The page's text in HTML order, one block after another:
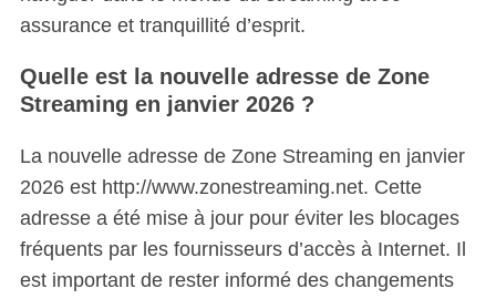
assurance et tranquillité d’esprit.
Quelle est la nouvelle adresse de Zone
Streaming en janvier 2026 ?
La nouvelle adresse de Zone Streaming en janvier
2026 est http://www.zonestreaming.net. Cette
adresse a été mise à jour pour éviter les blocages
fréquents par les fournisseurs d’accès à Internet. Il
est important de rester informé des changements